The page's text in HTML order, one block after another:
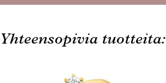
Yhteensopivia tuotteita: